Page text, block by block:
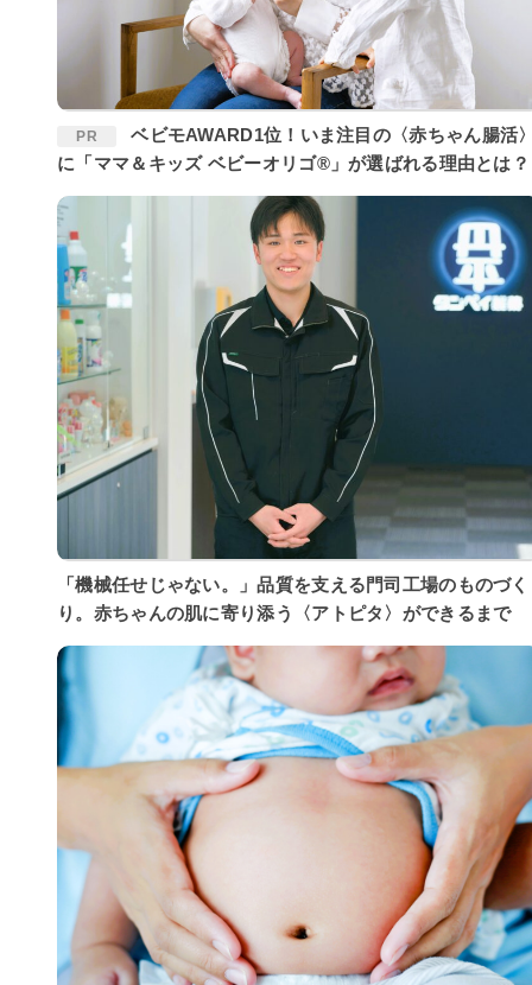
PR
ベビモAWARD1位！いま注目の〈赤ちゃん腸活〉
に「ママ＆キッズ ベビーオリゴ®」が選ばれる理由とは？
「機械任せじゃない。」品質を支える門司工場のものづく
り。赤ちゃんの肌に寄り添う〈アトピタ〉ができるまで